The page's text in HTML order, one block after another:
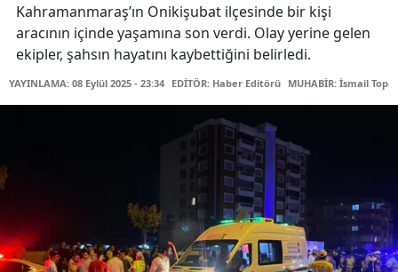
Kahramanmaraş’ın Onikişubat ilçesinde bir kişi
aracının içinde yaşamına son verdi. Olay yerine gelen
ekipler, şahsın hayatını kaybettiğini belirledi.
YAYINLAMA: 08 Eylül 2025 - 23:34 EDİTÖR: Haber Editörü MUHABİR: İsmail Topal